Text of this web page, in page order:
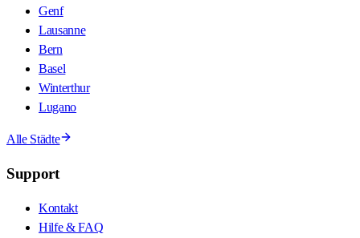
Genf
Lausanne
Bern
Basel
Winterthur
Lugano
Alle Städte
Support
Kontakt
Hilfe & FAQ